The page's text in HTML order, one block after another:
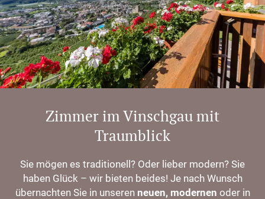
Zimmer im Vinschgau mit
Traumblick
Sie mögen es traditionell? Oder lieber modern? Sie
haben Glück – wir bieten beides! Je nach Wunsch
übernachten Sie in unseren neuen, modernen oder in